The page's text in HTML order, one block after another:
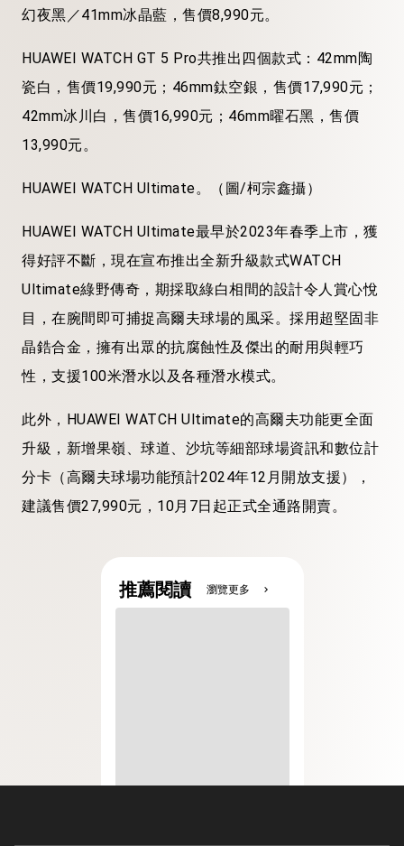
幻夜黑／41mm冰晶藍，售價8,990元。
HUAWEI WATCH GT 5 Pro共推出四個款式：42mm陶
瓷白，售價19,990元；46mm鈦空銀，售價17,990元；
42mm冰川白，售價16,990元；46mm曜石黑，售價
13,990元。
HUAWEI WATCH Ultimate。（圖/柯宗鑫攝）
HUAWEI WATCH Ultimate最早於2023年春季上市，獲
得好評不斷，現在宣布推出全新升級款式WATCH
Ultimate綠野傳奇，期採取綠白相間的設計令人賞心悅
目，在腕間即可捕捉高爾夫球場的風采。採用超堅固非
晶鋯合金，擁有出眾的抗腐蝕性及傑出的耐用與輕巧
性，支援100米潛水以及各種潛水模式。
此外，HUAWEI WATCH Ultimate的高爾夫功能更全面
升級，新增果嶺、球道、沙坑等細部球場資訊和數位計
分卡（高爾夫球場功能預計2024年12月開放支援），
建議售價27,990元，10月7日起正式全通路開賣。
推薦閱讀 瀏覽更多 chevron_right